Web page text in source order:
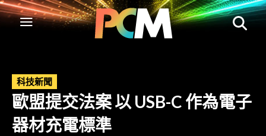
科技新聞
歐盟提交法案 以 USB-C 作為電子
器材充電標準